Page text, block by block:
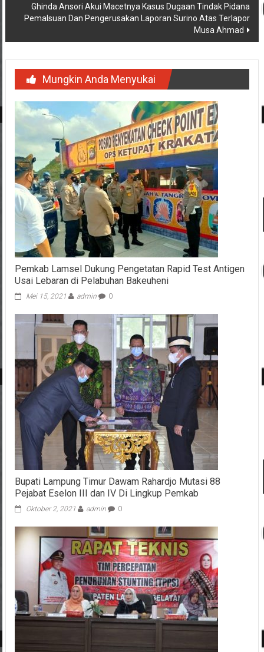
Pemalsuan Dan Pengerusakan Laporan Surino Atas Terlapor
Musa Ahmad
Mungkin Anda Menyukai
Pemkab Lamsel Dukung Pengetatan Rapid Test Antigen
Usai Lebaran di Pelabuhan Bakeuheni
Mei 15, 2021 admin 0
Bupati Lampung Timur Dawam Rahardjo Mutasi 88
Pejabat Eselon III dan IV Di Lingkup Pemkab
Oktober 2, 2021 admin 0